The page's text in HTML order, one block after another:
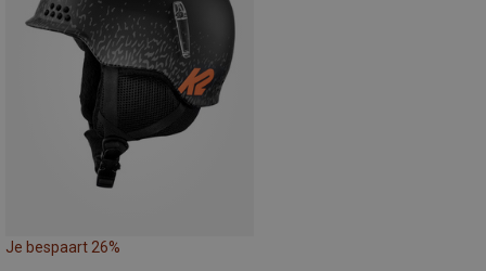
Je bespaart 26%